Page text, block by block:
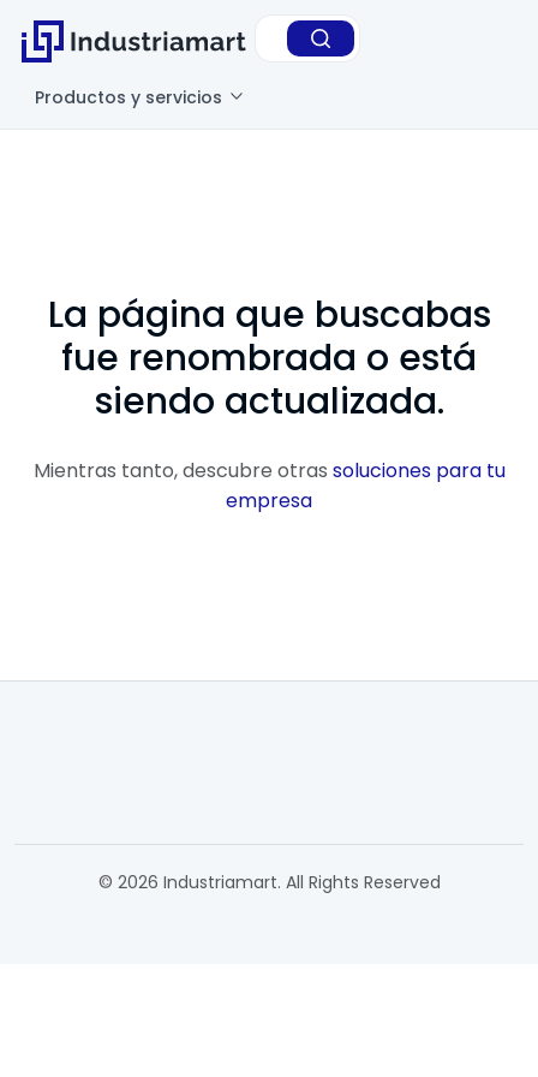
Productos y servicios
La página que buscabas
fue renombrada o está
siendo actualizada.
Mientras tanto, descubre otras soluciones para tu
empresa
© 2026 Industriamart. All Rights Reserved